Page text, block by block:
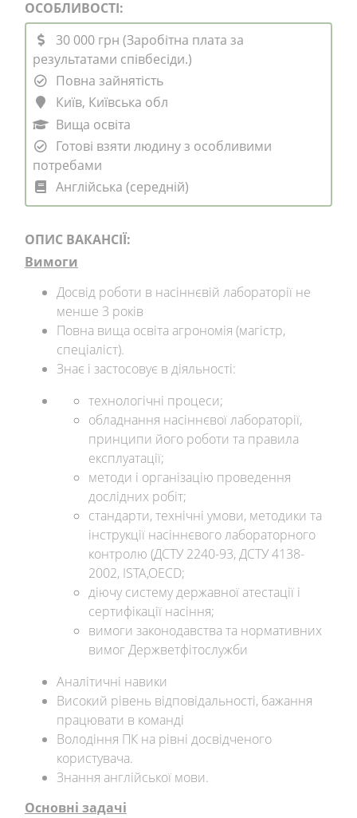
ОСОБЛИВОСТІ:
30 000 грн (Заробітна плата за
результатами співбесіди.)
Повна зайнятість
Київ, Київська обл
Вища освіта
Готові взяти людину з особливими
потребами
Англійська (середній)
ОПИС ВАКАНСІЇ:
Вимоги
Досвід роботи в насіннєвій лабораторії не
менше 3 років
Повна вища освіта агрономія (магістр,
спеціаліст).
Знає і застосовує в діяльності:
технологічні процеси;
обладнання насіннєвої лабораторії,
принципи його роботи та правила
експлуатації;
методи і організацію проведення
дослідних робіт;
стандарти, технічні умови, методики та
інструкції насіннєвого лабораторного
контролю (ДСТУ 2240-93, ДСТУ 4138-
2002, ISTA,OECD;
діючу систему державної атестації і
сертифікації насіння;
вимоги законодавства та нормативних
вимог Держветфітослужби
Аналітичні навики
Високий рівень відповідальності, бажання
працювати в команді
Володіння ПК на рівні досвідченого
користувача.
Знання англійської мови.
Основні задачі